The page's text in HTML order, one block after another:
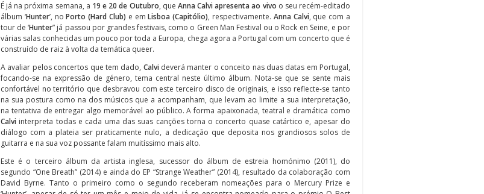
É já na próxima semana, a 19 e 20 de Outubro, que Anna Calvi apresenta ao vivo o seu recém-editado
álbum ‘Hunter’, no Porto (Hard Club) e emLisboa (Capitólio), respectivamente. Anna Calvi, que com a
tour de ‘Hunter” já passou por grandes festivais, como o Green Man Festival ou o Rock en Seine, e por
várias salas conhecidas um pouco por toda a Europa, chega agora a Portugal com um concerto que é
construído de raiz à volta da temática queer.
A avaliar pelos concertos que tem dado, Calvi deverá manter o conceito nas duas datas em Portugal,
focando-se na expressão de género, tema central neste último álbum. Nota-se que se sente mais
confortável no território que desbravou com este terceiro disco de originais, e isso reflecte-se tanto
na sua postura como na dos músicos que a acompanham, que levam ao limite a sua interpretação,
na tentativa de entregar algo memorável ao público. A forma apaixonada, teatral e dramática como
Calvi interpreta todas e cada uma das suas canções torna o concerto quase catártico e, apesar do
diálogo com a plateia ser praticamente nulo, a dedicação que deposita nos grandiosos solos de
guitarra e na sua voz possante falam muitíssimo mais alto.
Este é o terceiro álbum da artista inglesa, sucessor do álbum de estreia homónimo (2011), do
segundo “One Breath” (2014) e ainda do EP “Strange Weather” (2014), resultado da colaboração com
David Byrne. Tanto o primeiro como o segundo receberam nomeações para o Mercury Prize e